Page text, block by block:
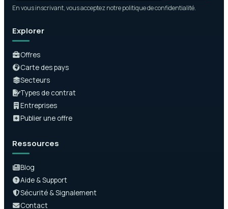
En vous inscrivant, vous acceptez notre politique de confidentialité.
Explorer
Offres
Carte des pays
Secteurs
Types de contrat
Entreprises
Publier une offre
Ressources
Blog
Aide & Support
Sécurité & Signalement
Contact